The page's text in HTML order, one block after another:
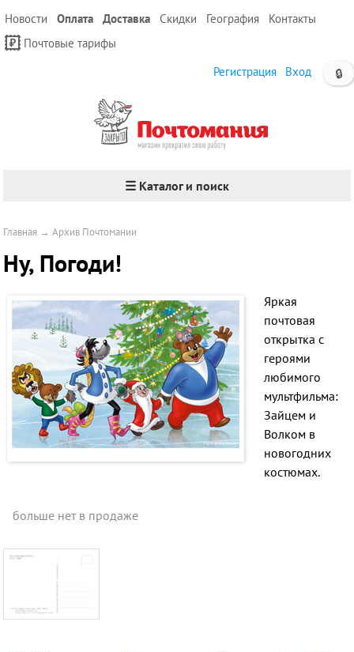
Новости Оплата Доставка Скидки География
Контакты
Почтовые тарифы
🔒
Регистрация Вход
☰ Каталог и поиск
Главная →Архив Почтомании
Ну, Погоди!
Яркая
почтовая
открытка с
героями
любимого
мультфильма:
Зайцем и
Волком в
новогодних
костюмах.
больше нет в продаже